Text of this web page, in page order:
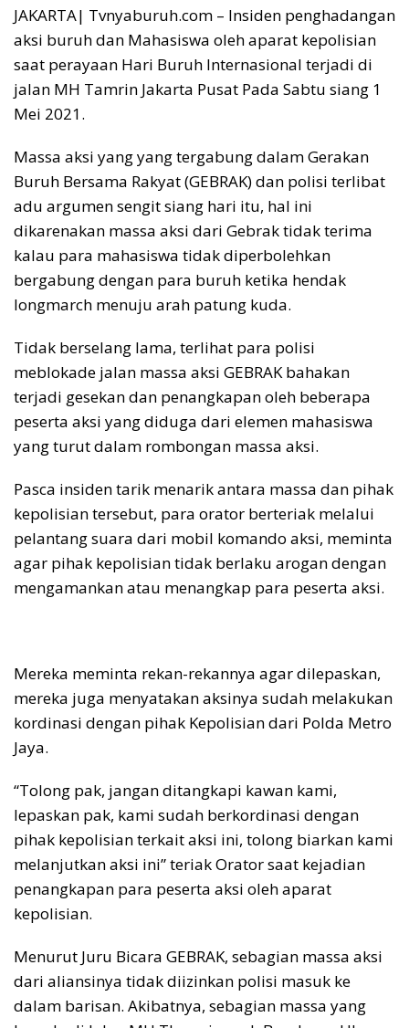
b
o
o
k
l s
A
p
p
er a
d
s
y
Li
n
k
JAKARTA| Tvnyaburuh.com – Insiden penghadangan
aksi buruh dan Mahasiswa oleh aparat kepolisian
saat perayaan Hari Buruh Internasional terjadi di
jalan MH Tamrin Jakarta Pusat Pada Sabtu siang 1
Mei 2021.
Massa aksi yang yang tergabung dalam Gerakan
Buruh Bersama Rakyat (GEBRAK) dan polisi terlibat
adu argumen sengit siang hari itu, hal ini
dikarenakan massa aksi dari Gebrak tidak terima
kalau para mahasiswa tidak diperbolehkan
bergabung dengan para buruh ketika hendak
longmarch menuju arah patung kuda.
Tidak berselang lama, terlihat para polisi
meblokade jalan massa aksi GEBRAK bahakan
terjadi gesekan dan penangkapan oleh beberapa
peserta aksi yang diduga dari elemen mahasiswa
yang turut dalam rombongan massa aksi.
Pasca insiden tarik menarik antara massa dan pihak
kepolisian tersebut, para orator berteriak melalui
pelantang suara dari mobil komando aksi, meminta
agar pihak kepolisian tidak berlaku arogan dengan
mengamankan atau menangkap para peserta aksi.
Mereka meminta rekan-rekannya agar dilepaskan,
mereka juga menyatakan aksinya sudah melakukan
kordinasi dengan pihak Kepolisian dari Polda Metro
Jaya.
“Tolong pak, jangan ditangkapi kawan kami,
lepaskan pak, kami sudah berkordinasi dengan
pihak kepolisian terkait aksi ini, tolong biarkan kami
melanjutkan aksi ini” teriak Orator saat kejadian
penangkapan para peserta aksi oleh aparat
kepolisian.
Menurut Juru Bicara GEBRAK, sebagian massa aksi
dari aliansinya tidak diizinkan polisi masuk ke
dalam barisan. Akibatnya, sebagian massa yang